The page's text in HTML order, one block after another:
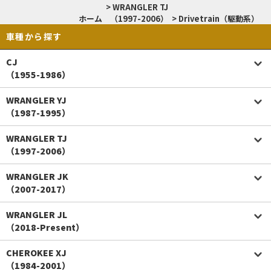
ホーム
>WRANGLER TJ
（1997-2006）
> Drivetrain（駆動系）
車種から探す
CJ
（1955-1986）
WRANGLER YJ
（1987-1995）
WRANGLER TJ
（1997-2006）
WRANGLER JK
（2007-2017）
WRANGLER JL
（2018-Present）
CHEROKEE XJ
（1984-2001）